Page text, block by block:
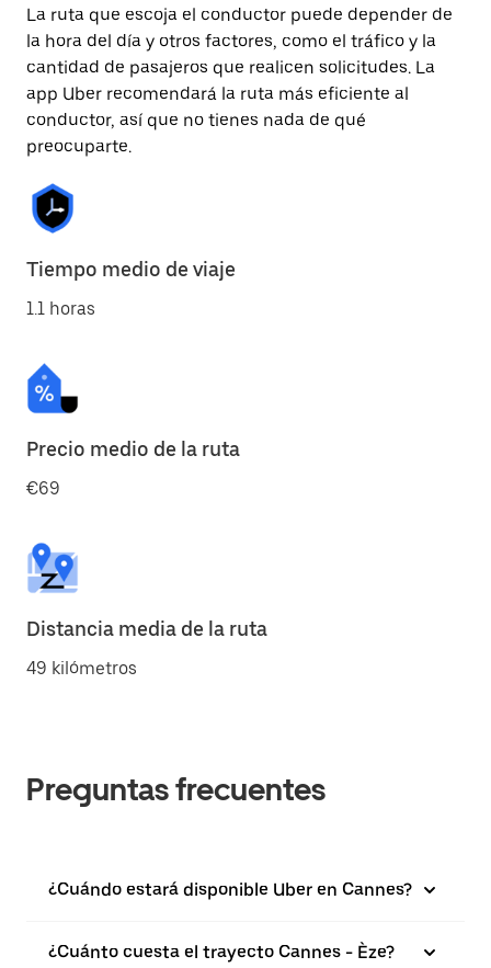
La ruta que escoja el conductor puede depender de
la hora del día y otros factores, como el tráfico y la
cantidad de pasajeros que realicen solicitudes. La
app Uber recomendará la ruta más eficiente al
conductor, así que no tienes nada de qué
preocuparte.
Tiempo medio de viaje
1.1 horas
Precio medio de la ruta
€69
Distancia media de la ruta
49 kilómetros
Preguntas frecuentes
¿Cuándo estará disponible Uber en Cannes?
¿Cuánto cuesta el trayecto Cannes - Èze?